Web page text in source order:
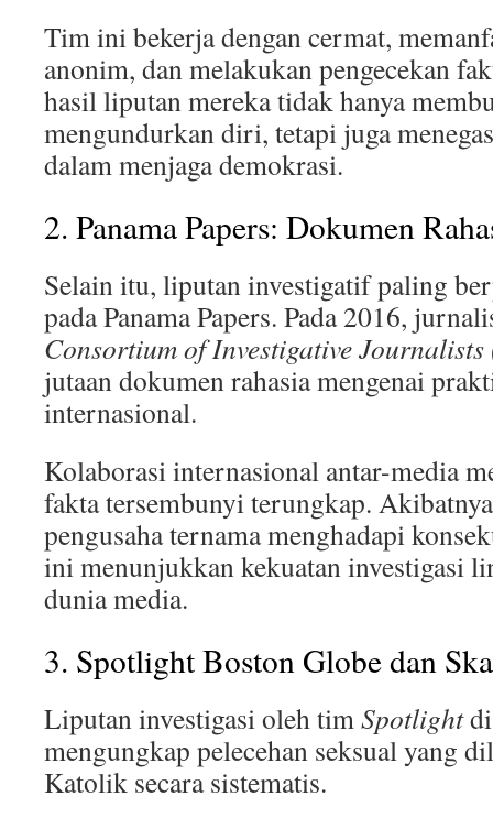
Tim ini bekerja dengan cermat,
anonim, dan melakukan pengecekan
hasil liputan mereka tidak hanya
mengundurkan diri, tetapi juga
dalam menjaga demokrasi.
2. Panama Papers: Dokumen
Selain itu, liputan investigatif paling
pada Panama Papers. Pada 2016,
Consortium of Investigative
jutaan dokumen rahasia mengenai
internasional.
Kolaborasi internasional antar-media
fakta tersembunyi terungkap.
pengusaha ternama menghadapi
ini menunjukkan kekuatan investigasi
dunia media.
3. Spotlight Boston Globe dan
Liputan investigasi oleh timSpotlight
mengungkap pelecehan seksual yang
Katolik secara sistematis.